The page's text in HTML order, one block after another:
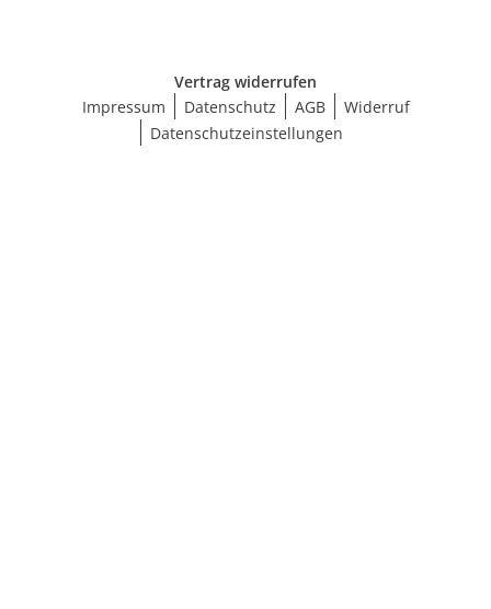
Vertrag widerrufen
Impressum
Datenschutz AGB
Widerruf
Datenschutzeinstellungen